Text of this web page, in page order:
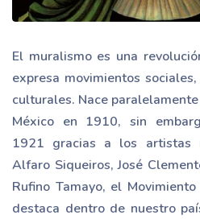
El muralismo es una
expresa movimientos
culturales. Nace
México en 1910, sin
1921 gracias a los artistas
Alfaro Siqueiros, José
Rufino Tamayo, el
destaca dentro de nuestro